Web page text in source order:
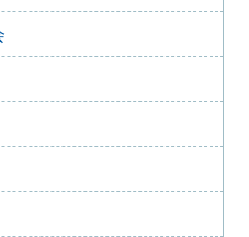
大会＋香川歴史学会70周年
鄙間・地域間交流（2023年
承ネットワーク（ぐんま史
群馬学センター ぐんま地域
お知らせ
書・いままでとこれから